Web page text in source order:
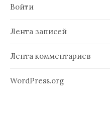
с
Войти
Лента записей
Лента комментариев
WordPress.org